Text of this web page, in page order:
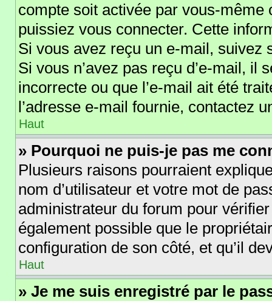
compte soit activée par vous-
puissiez vous connecter. Cette
Si vous avez reçu un e-mail, suivez
Si vous n’avez pas reçu d’e-mail, il
incorrecte ou que l’e-mail ait été
l’adresse e-mail fournie, contactez
Haut
» Pourquoi ne puis-je pas me
Plusieurs raisons pourraient
nom d’utilisateur et votre mot de
administrateur du forum pour
également possible que le
configuration de son côté, et qu’il
Haut
» Je me suis enregistré par le